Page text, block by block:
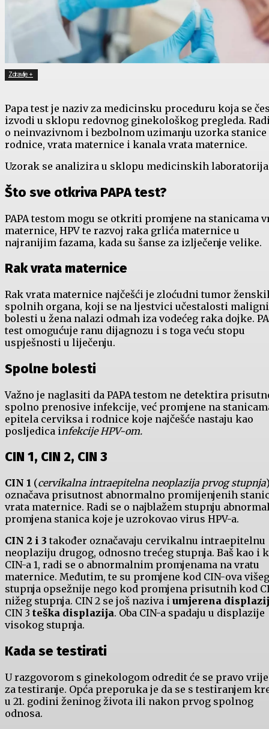
Zdravlje +
Papa test je naziv za medicinsku proceduru koja se
izvodi u sklopu redovnog ginekološkog pregleda.
o neinvazivnom i bezbolnom uzimanju uzorka stanice
rodnice, vrata maternice i kanala vrata maternice.
Uzorak se analizira u sklopu medicinskih
Što sve otkriva PAPA test?
PAPA testom mogu se otkriti promjene na stanicama
maternice, HPV te razvoj raka grlića maternice u
najranijim fazama, kada su šanse za izlječenje velike.
Rak vrata maternice
Rak vrata maternice najčešći je zloćudni tumor
spolnih organa, koji se na ljestvici učestalosti
bolesti u žena nalazi odmah iza vodećeg raka dojke.
test omogućuje ranu dijagnozu i s toga veću stopu
uspješnosti u liječenju.
Spolne bolesti
Važno je naglasiti da PAPA testom ne detektira
spolno prenosive infekcije, već promjene na
epitela cerviksa i rodnice koje najčešće nastaju kao
posljedica i nfekcije HPV-om.
CIN 1, CIN 2, CIN 3
CIN 1 (cervikalna intraepitelna neoplazija prvog stupnja
označava prisutnost abnormalno promijenjenih
vrata maternice. Radi se o najblažem stupnju
promjena stanica koje je uzrokovao virus HPV-a.
CIN 2 i 3 također označavaju cervikalnu intraepitelnu
neoplaziju drugog, odnosno trećeg stupnja. Baš kao i
CIN-a 1, radi se o abnormalnim promjenama na vratu
maternice. Međutim, te su promjene kod CIN-ova višeg
stupnja opsežnije nego kod promjena prisutnih kod
nižeg stupnja. CIN 2 se još naziva i umjerena
CIN 3 teška displazija. Oba CIN-a spadaju u displazije
visokog stupnja.
Kada se testirati
U razgovorom s ginekologom odredit će se pravo
za testiranje. Opća preporuka je da se s testiranjem
u 21. godini ženinog života ili nakon prvog spolnog
odnosa.